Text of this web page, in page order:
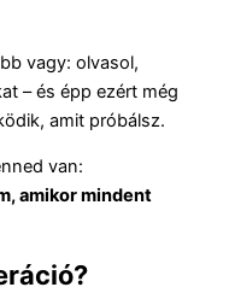
vagy: olvasol,
– és épp ezért még
amit próbálsz.
van:
amikor mindent